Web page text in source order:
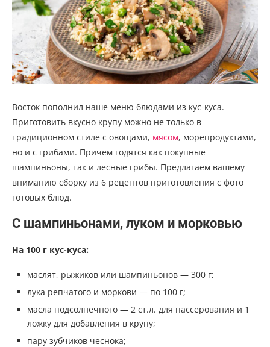
Восток пополнил наше меню блюдами из кус-куса.
Приготовить вкусно крупу можно не только в
традиционном стиле с овощами, мясом, морепродуктами,
но и с грибами. Причем годятся как покупные
шампиньоны, так и лесные грибы. Предлагаем вашему
вниманию сборку из 6 рецептов приготовления с фото
готовых блюд.
С шампиньонами, луком и морковью
На 100 г кус-куса:
маслят, рыжиков или шампиньонов — 300 г;
лука репчатого и моркови — по 100 г;
масла подсолнечного — 2 ст.л. для пассерования и 1
ложку для добавления в крупу;
пару зубчиков чеснока;